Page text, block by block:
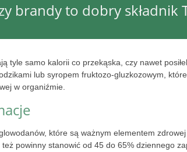
brandy to dobry składnik
tyle samo kalorii co przekąska, czy nawet
lub syropem fruktozo-gluzkozowym,
w organiźmie.
które są ważnym elementem
powinny stanowić od 45 do 65% dziennego